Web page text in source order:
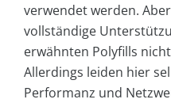
verwendet werden.
vollständige
erwähnten Polyfills
Allerdings leiden hier
Performanz und